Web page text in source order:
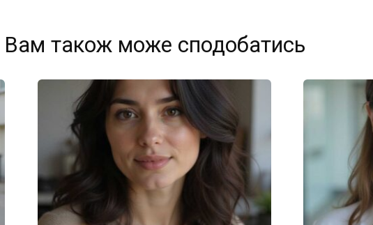
Вам також може сподобатись